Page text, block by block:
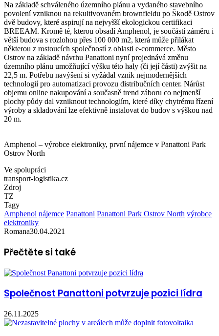
Na základě schváleného územního plánu a vydaného stavebního
povolení vzniknou na rekultivovaném brownfieldu po Škodě Ostrov
dvě budovy, které aspirují na nejvyšší ekologickou certifikaci
BREEAM. Kromě té, kterou obsadí Amphenol, je součástí záměru i
větší budova s rozlohou přes 100 000 m2, která může přilákat
některou z rostoucích společností z oblasti e-commerce. Město
Ostrov na základě návrhu Panattoni nyní projednává změnu
územního plánu umožňující výšku této haly (či její části) zvýšit na
22,5 m. Potřebu navýšení si vyžádal vznik nejmodernějších
technologií pro automatizaci provozu distribučních center. Nárůst
objemu online nakupování a současně trend záboru co nejmenší
plochy půdy dal vzniknout technologiím, které díky chytrému řízení
výroby a skladování lze efektivně instalovat do budov s výškou nad
20 m.
Amphenol – výrobce elektroniky, první nájemce v Panattoni Park
Ostrov North
Ve spolupráci
transport-logistika.cz
Zdroj
TZ
Tagy
Amphenol nájemce Panattoni Panattoni Park Ostrov North výrobce
elektroniky
Romana30.04.2021
Přečtěte si také
Společnost Panattoni potvrzuje pozici lídra
26.11.2025